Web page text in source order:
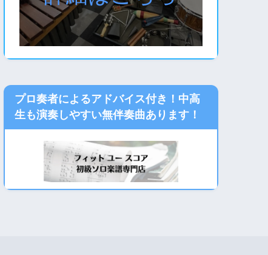
プロ奏者によるアドバイス付き！中高
生も演奏しやすい無伴奏曲あります！